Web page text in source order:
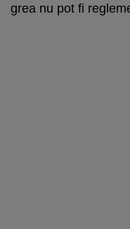
grea nu pot fi